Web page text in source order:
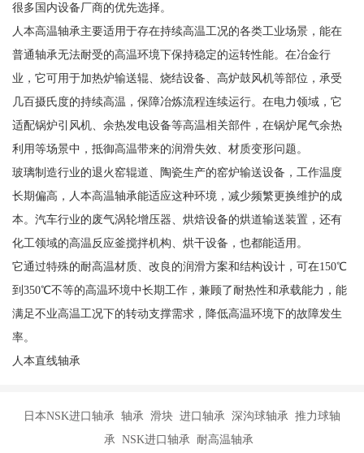
很多国内设备厂商的优先选择。
人本高温轴承主要适用于存在持续高温工况的各类工业场景，能在
普通轴承无法耐受的高温环境下保持稳定的运转性能。在冶金行
业，它可用于加热炉输送辊、烧结设备、高炉鼓风机等部位，承受
几百摄氏度的持续高温，保障冶炼流程连续运行。在电力领域，它
适配锅炉引风机、余热发电设备等高温相关部件，在锅炉尾气余热
利用等场景中，抵御高温带来的润滑失效、材质变形问题。
玻璃制造行业的退火窑辊道、陶瓷生产的窑炉输送设备，工作温度
长期偏高，人本高温轴承能适应这种环境，减少频繁更换维护的成
本。汽车行业的废气涡轮增压器、烘焙设备的烘道输送装置，还有
化工领域的高温反应釜搅拌机构、烘干设备，也都能适用。
它通过特殊的耐高温材质、改良的润滑方案和结构设计，可在150℃
到350℃不等的高温环境中长期工作，兼顾了耐热性和承载能力，能
满足不业高温工况下的转动支撑需求，降低高温环境下的故障发生
率。
人本直线轴承
日本NSK进口轴承 轴承 滑块 进口轴承 深沟球轴承 推力球轴
承 NSK进口轴承 耐高温轴承